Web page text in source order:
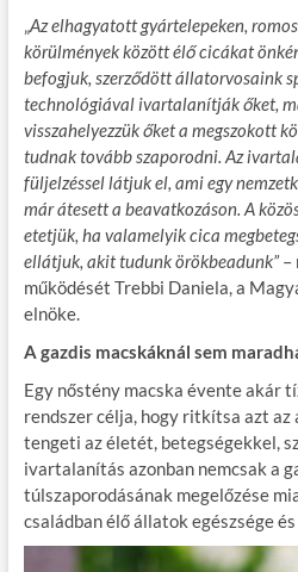
Az elhagyatott gyártelepeken,
körülmények között élő cicákat
befogjuk, szerződött állatorvosaink
technológiával ivartalanítják őket,
visszahelyezzük őket a megszokott
tudnak tovább szaporodni. Az
füljelzéssel látjuk el, ami egy
már átesett a beavatkozáson. A
etetjük, ha valamelyik cica
ellátjuk, akit tudunk örökbeadunk”–
működését Trebbi Daniela, a
elnöke.
A gazdis macskáknál sem
Egy nőstény macska évente akár
rendszer célja, hogy ritkítsa azt az
tengeti az életét, betegségekkel,
ivartalanítás azonban nemcsak a
túlszaporodásának megelőzése
családban élő állatok egészsége